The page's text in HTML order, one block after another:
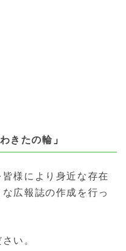
わきたの輪 」
様により身近な存在
広報誌の作成を行っ
い。